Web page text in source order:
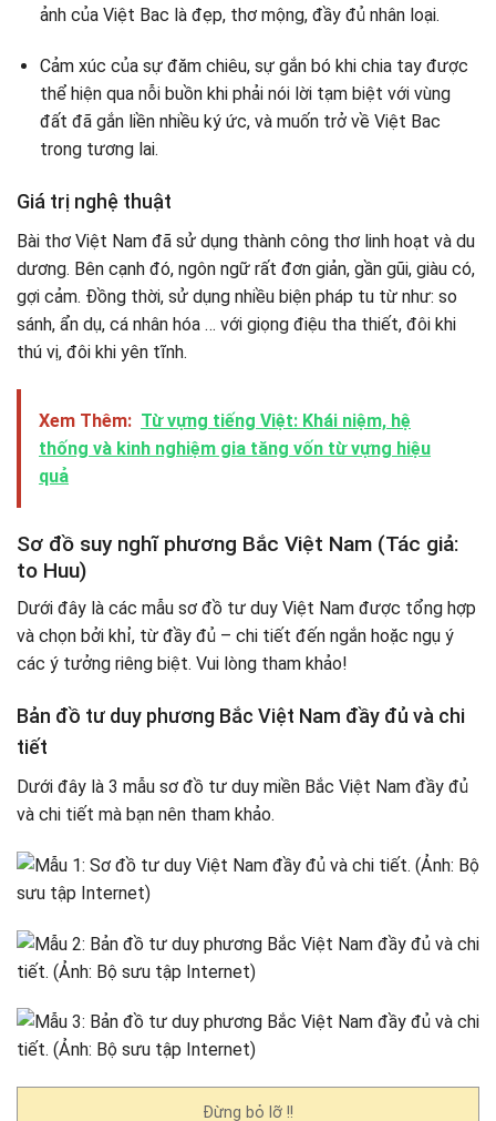
ảnh của Việt Bac là đẹp, thơ mộng, đầy đủ nhân loại.
Cảm xúc của sự đăm chiêu, sự gắn bó khi chia tay được
thể hiện qua nỗi buồn khi phải nói lời tạm biệt với vùng
đất đã gắn liền nhiều ký ức, và muốn trở về Việt Bac
trong tương lai.
Giá trị nghệ thuật
Bài thơ Việt Nam đã sử dụng thành công thơ linh hoạt và du
dương. Bên cạnh đó, ngôn ngữ rất đơn giản, gần gũi, giàu có,
gợi cảm. Đồng thời, sử dụng nhiều biện pháp tu từ như: so
sánh, ẩn dụ, cá nhân hóa … với giọng điệu tha thiết, đôi khi
thú vị, đôi khi yên tĩnh.
Xem Thêm: Từ vựng tiếng Việt: Khái niệm, hệ
thống và kinh nghiệm gia tăng vốn từ vựng hiệu
quả
Sơ đồ suy nghĩ phương Bắc Việt Nam (Tác giả:
to Huu)
Dưới đây là các mẫu sơ đồ tư duy Việt Nam được tổng hợp
và chọn bởi khỉ, từ đầy đủ – chi tiết đến ngắn hoặc ngụ ý
các ý tưởng riêng biệt. Vui lòng tham khảo!
Bản đồ tư duy phương Bắc Việt Nam đầy đủ và chi
tiết
Dưới đây là 3 mẫu sơ đồ tư duy miền Bắc Việt Nam đầy đủ
và chi tiết mà bạn nên tham khảo.
Đừng bỏ lỡ !!